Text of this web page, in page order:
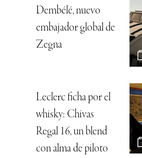
Dembélé, nuevo
embajador global de
Zegna
Leclerc ficha por el
whisky: Chivas
Regal 16, un blend
con alma de piloto